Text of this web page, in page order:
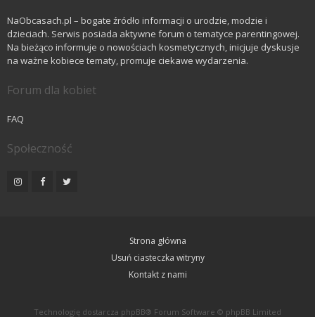
NaObcasach.pl – bogate źródło informacji o urodzie, modzie i
dzieciach. Serwis posiada aktywne forum o tematyce parentingowej.
Na bieżąco informuje o nowościach kosmetycznych, inicjuje dyskusje
na ważne kobiece tematy, promuje ciekawe wydarzenia.
Forum dla kobiet
FAQ
Społeczność
Strona główna
Usuń ciasteczka witryny
Kontakt z nami
Technologię dostarcza phpBB® Forum Software © phpBB Limited